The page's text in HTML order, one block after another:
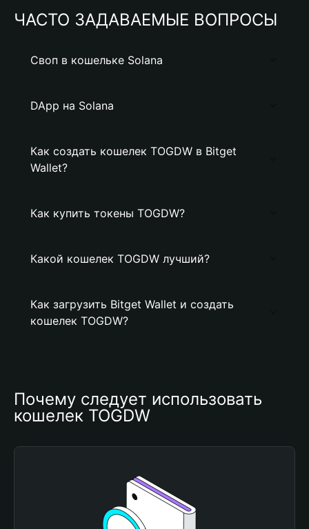
ЧАСТО ЗАДАВАЕМЫЕ ВОПРОСЫ
Своп в кошельке Solana
DApp на Solana
Как создать кошелек TOGDW в Bitget
Wallet?
Как купить токены TOGDW?
Какой кошелек TOGDW лучший?
Как загрузить Bitget Wallet и создать
кошелек TOGDW?
Почему следует использовать
кошелек TOGDW